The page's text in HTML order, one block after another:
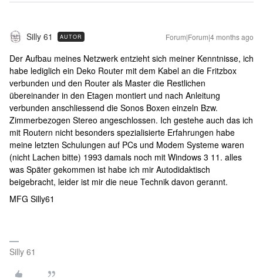
Silly 61 AUTOR Forum|Forum|4 months ago
Der Aufbau meines Netzwerk entzieht sich meiner Kenntnisse, ich
habe lediglich ein Deko Router mit dem Kabel an die Fritzbox
verbunden und den Router als Master die Restlichen
übereinander in den Etagen montiert und nach Anleitung
verbunden anschliessend die Sonos Boxen einzeln Bzw.
Zimmerbezogen Stereo angeschlossen. Ich gestehe auch das ich
mit Routern nicht besonders spezialisierte Erfahrungen habe
meine letzten Schulungen auf PCs und Modem Systeme waren
(nicht Lachen bitte) 1993 damals noch mit Windows 3 11. alles
was Später gekommen ist habe ich mir Autodidaktisch
beigebracht, leider ist mir die neue Technik davon gerannt.
MFG Silly61
Silly 61